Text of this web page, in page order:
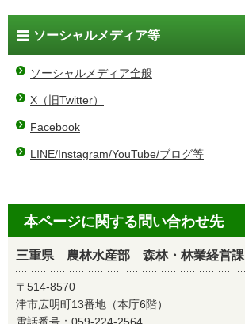
ソーシャルメディア等
ソーシャルメディア全般
X（旧Twitter）
Facebook
LINE/Instagram/YouTube/ブログ等
本ページに関する問い合わせ先
三重県 農林水産部 森林・林業経営課
〒514-8570
津市広明町13番地（本庁6階）